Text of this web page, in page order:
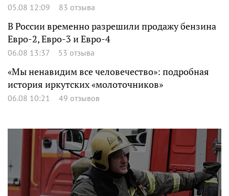
05.08 12:09 83 отзыва
В России временно разрешили продажу бензина
Евро-2, Евро-3 и Евро-4
06.08 13:37 53 отзыва
«Мы ненавидим все человечество»: подробная
история иркутских «молоточников»
06.08 10:21 49 отзывов